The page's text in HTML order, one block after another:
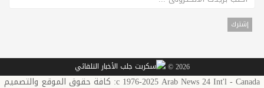
2026 ©
c 1976-2025 Arab News 24 Int'l - Canada: كافة حقوق الموقع والتصميم